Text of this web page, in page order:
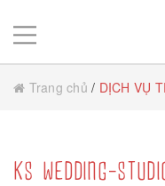
Trang chủ / DỊCH VỤ
KS WEDDING-